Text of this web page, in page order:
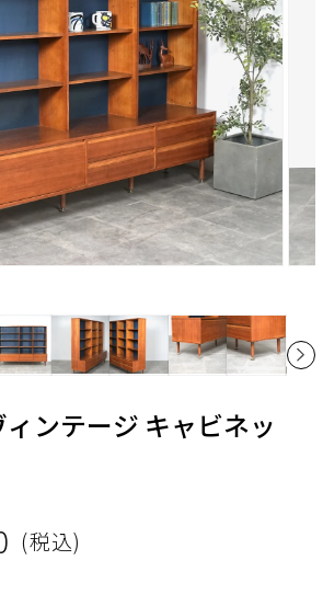
ダ
ル
ンテージ キャビネッ
(税込)